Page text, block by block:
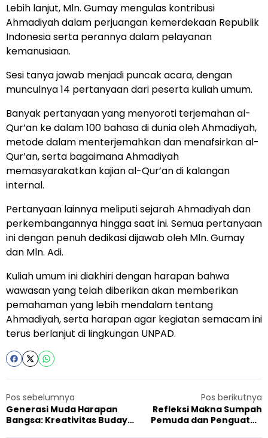
Lebih lanjut, Mln. Gumay mengulas kontribusi
Ahmadiyah dalam perjuangan kemerdekaan Republik
Indonesia serta perannya dalam pelayanan
kemanusiaan.
Sesi tanya jawab menjadi puncak acara, dengan
munculnya 14 pertanyaan dari peserta kuliah umum.
Banyak pertanyaan yang menyoroti terjemahan al-
Qur’an ke dalam 100 bahasa di dunia oleh Ahmadiyah,
metode dalam menterjemahkan dan menafsirkan al-
Qur’an, serta bagaimana Ahmadiyah
memasyarakatkan kajian al-Qur’an di kalangan
internal.
Pertanyaan lainnya meliputi sejarah Ahmadiyah dan
perkembangannya hingga saat ini. Semua pertanyaan
ini dengan penuh dedikasi dijawab oleh Mln. Gumay
dan Mln. Adi.
Kuliah umum ini diakhiri dengan harapan bahwa
wawasan yang telah diberikan akan memberikan
pemahaman yang lebih mendalam tentang
Ahmadiyah, serta harapan agar kegiatan semacam ini
terus berlanjut di lingkungan UNPAD.
Pos sebelumnya
Generasi Muda Harapan
Bangsa: Kreativitas Budaya
Pos berikutnya
Refleksi Makna Sumpah
Pemuda dan Penguatan